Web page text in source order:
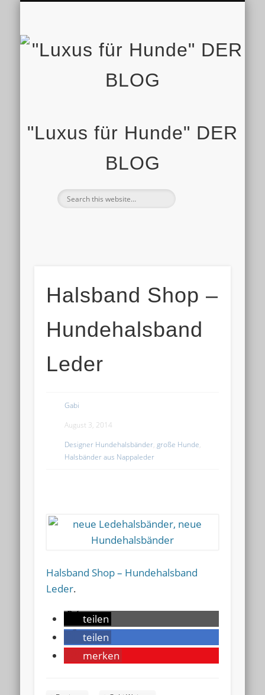
"Luxus für Hunde" DER
BLOG
Halsband Shop –
Hundehalsband
Leder
Gabi
August 3, 2014
Designer Hundehalsbänder, große Hunde,
Halsbänder aus Nappaleder
Halsband Shop – Hundehalsband
Leder.
teilen
teilen
merken